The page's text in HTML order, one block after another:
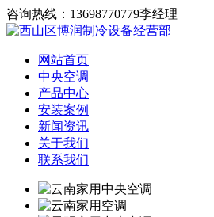
咨询热线：13698770779李经理
网站首页
中央空调
产品中心
安装案例
新闻资讯
关于我们
联系我们